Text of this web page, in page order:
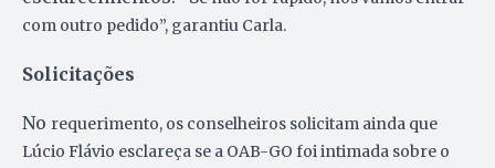
com outro pedido”, garantiu Carla.
Solicitações
No requerimento, os conselheiros solicitam ainda que
Lúcio Flávio esclareça se a OAB-GO foi intimada sobre o